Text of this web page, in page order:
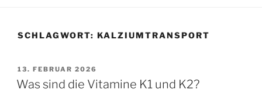
SCHLAGWORT: KALZIUMTRANSPORT
VERÖFFENTLICHT
AM
13. FEBRUAR 2026
Was sind die Vitamine K1 und K2?